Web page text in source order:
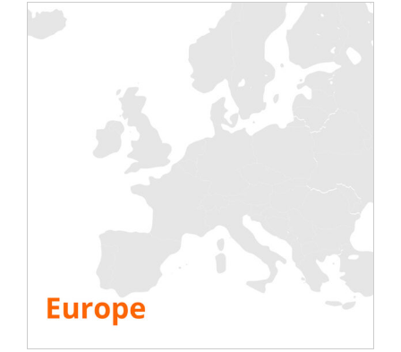
Stockholm Tech Show es una feria ideal
para debatir estrategias globales y el
tecnología. También es una oportunidad
para debatir el rumbo de la comunidad
europea de centros de datos hacia un
futuro más próspero y sostenible.
El Stockholm Tech Show de Kistamassan es
acontecimientos más
importantes del año en Suecia
un mismo lugar a líderes internacionales
en infraestructuras TIC, inversores,
operadores de centros de datos,
proveedores de servicios, colosos e
hiperescaladores.